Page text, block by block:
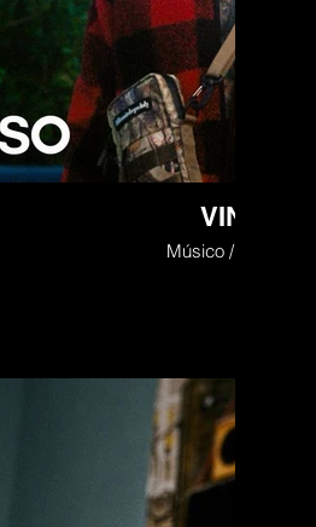
VINCH
Músico / Productor